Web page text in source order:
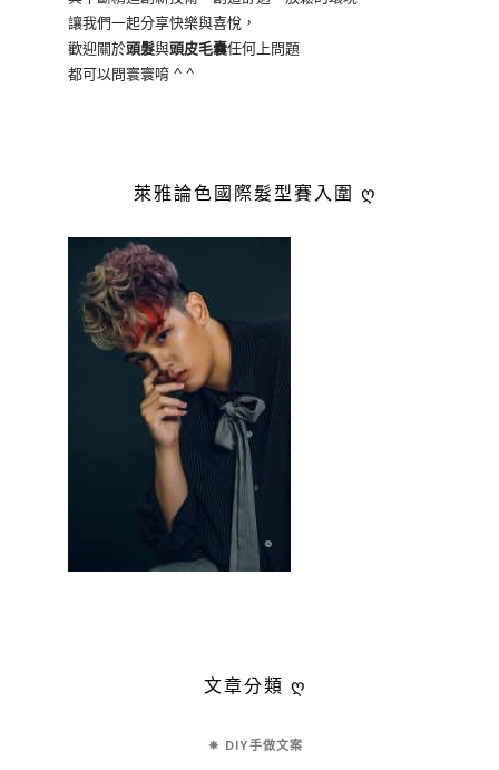
讓我們一起分享快樂與喜悅，
歡迎關於頭髮與頭皮毛囊任何上問題
都可以問寰寰唷 ^ ^
萊雅論色國際髮型賽入圍 ღ
文章分類 ღ
✵ DIY手做文案